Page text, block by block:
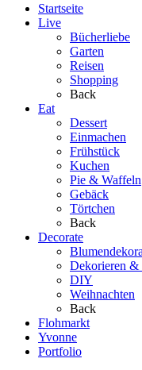
Startseite
Live
Bücherliebe
Garten
Reisen
Shopping
Back
Eat
Dessert
Einmachen
Frühstück
Kuchen
Pie & Waffeln
Gebäck
Törtchen
Back
Decorate
Dekorieren &
DIY
Weihnachten
Back
Flohmarkt
Yvonne
Portfolio